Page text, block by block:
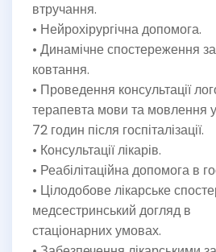
втручання.
• Нейрохірургічна допомога.
• Динамічне спостереження
ковтання.
• Проведення консультації
терапевта мови та мовлення
72 годин після госпіталізації.
• Консультації лікарів.
• Реабілітаційна допомога в
• Цілодобове лікарське
медсестринський догляд в
стаціонарних умовах.